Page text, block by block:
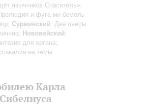
язычников Спаситель»,
и фуга ми-бемоль
Суржинский: Две пьесы
Нововейский:
для органа;
на темы
Карла